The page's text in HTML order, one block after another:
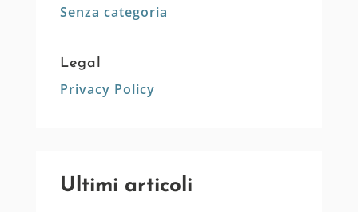
Senza categoria
Legal
Privacy Policy
Ultimi articoli